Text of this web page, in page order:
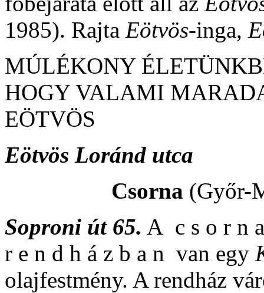
1985). Rajta Eötvös-inga,
MÚLÉKONY
HOGY VALAMI
EÖTVÖS
Eötvös Loránd utca
Csorna (Győr-
Soproni út 65. A c s o r n
r e n d h á z b a n van egy
olajfestmény. A rendház